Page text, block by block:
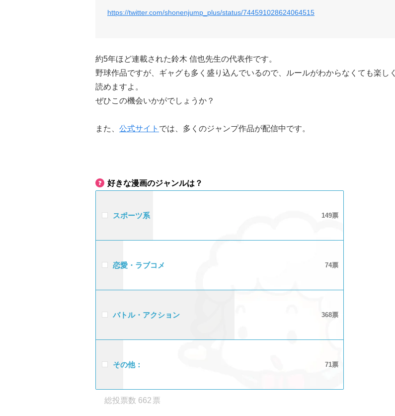
https://twitter.com/shonenjump_plus/status/744591028624064515
約5年ほど連載された鈴木 信也先生の代表作です。
野球作品ですが、ギャグも多く盛り込んでいるので、ルールがわからなくても楽しく
読めますよ。
ぜひこの機会いかがでしょうか？
また、 公式サイト では、多くのジャンプ作品が配信中です。
好きな漫画のジャンルは？
スポーツ系 149
恋愛・ラブコメ 74
バトル・アクション 368
その他： 71
662